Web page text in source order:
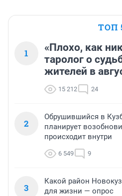
ТОП
1
«Плохо, как
таролог о
жителей в
15 212 24
2
Обрушившийся в
планирует
происходит внутри
6 549 9
3
Какой район
для жизни — опрос